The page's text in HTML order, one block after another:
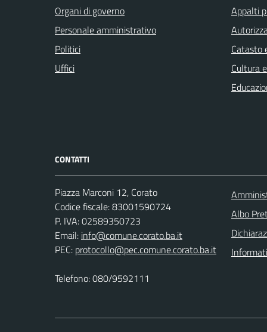
Organi di governo
Personale amministrativo
Politici
Uffici
Appalti
Catasto
Cultura
CONTATTI
Piazza Marconi 12, Corato
Codice fiscale: 83001590724
P. IVA: 02589350723
Email: info@comune.corato.ba.it
PEC: protocollo@pec.comune.corato.ba.it
Telefono: 080/9592111
Albo